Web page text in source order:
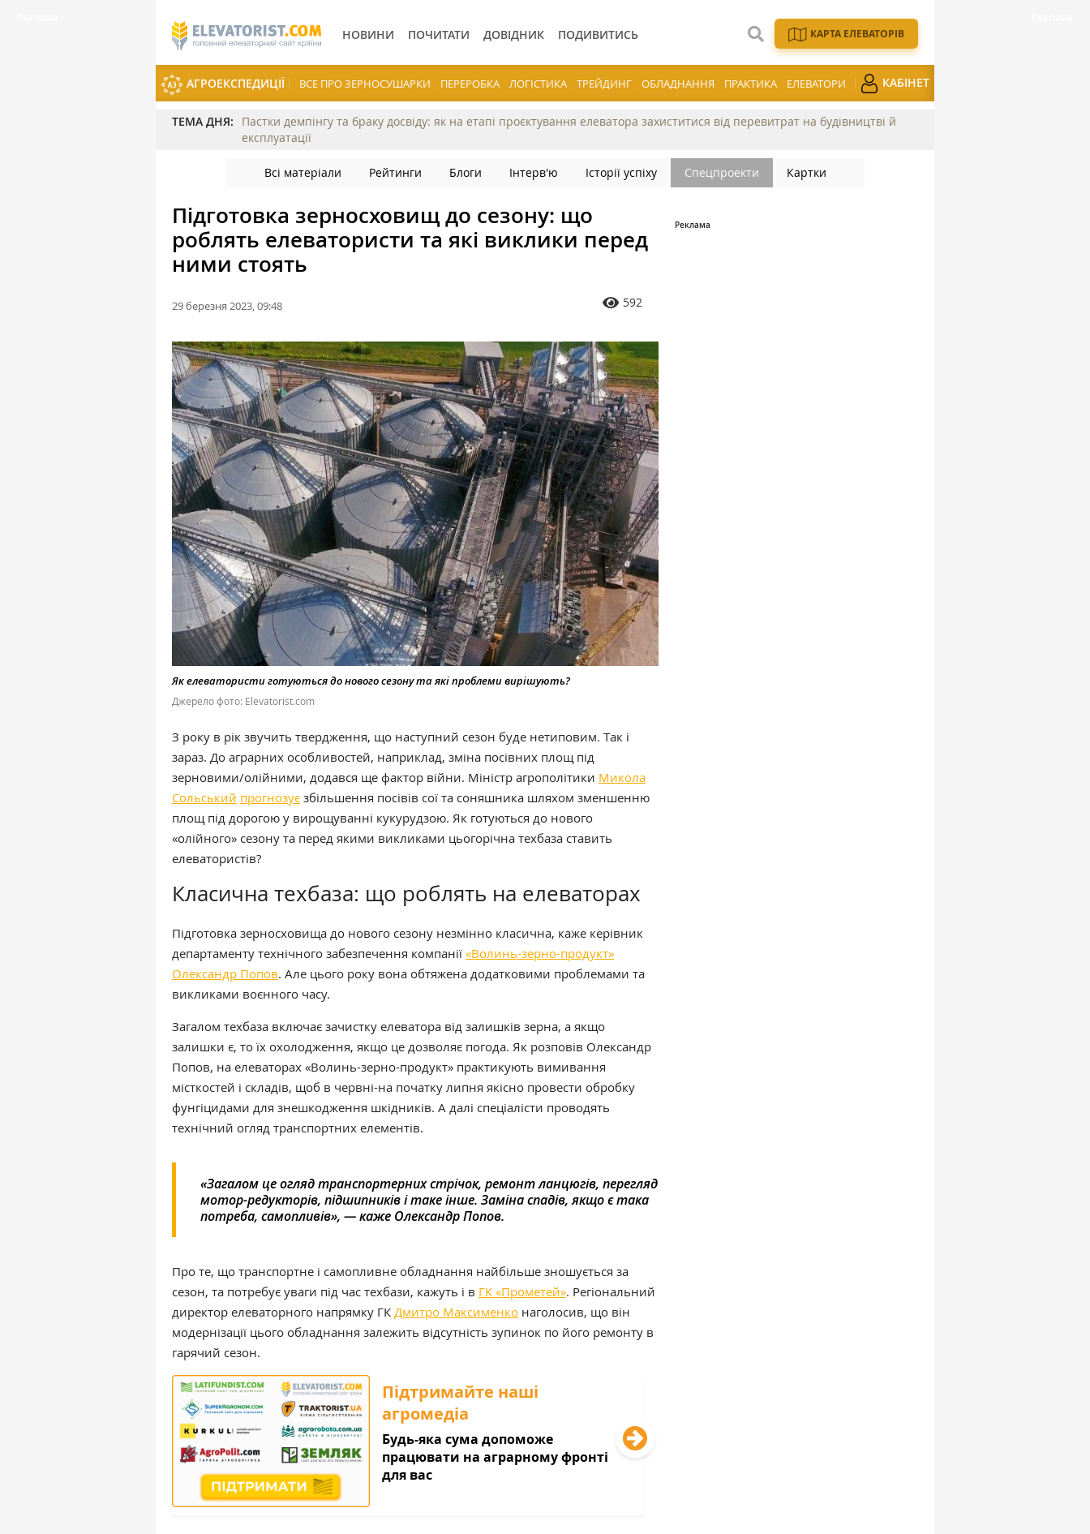
НОВИНИ ПОЧИТАТИ ДОВІДНИК ПОДИВИТИСЬ КАРТА ЕЛЕВАТОРІВ
АГРОЕКСПЕДИЦІЇ ВСЕ ПРО ЗЕРНОСУШАРКИ ПЕРЕРОБКА ЛОГІСТИКА ТРЕЙДИНГ ОБЛАДНАННЯ ПРАКТИКА ЕЛЕВАТОРИ КАБІНЕТ
ТЕМА ДНЯ:
Пастки демпінгу та браку досвіду: як на етапі проєктування елеватора захиститися від перевитрат на будівництві й
експлуатації
Всі матеріали Рейтинги Блоги Інтерв'ю Історії успіху Спецпроекти Картки
Підготовка зерносховищ до сезону: що
роблять елеватористи та які виклики перед
ними стоять
29 березня 2023, 09:48 592
Як елеватористи готуються до нового сезону та які проблеми вирішують?
Джерело фото: Elevatorist.com
З року в рік звучить твердження, що наступний сезон буде нетиповим. Так і
зараз. До аграрних особливостей, наприклад, зміна посівних площ під
зерновими/олійними, додався ще фактор війни. Міністр агрополітики Микола
Сольський прогнозує збільшення посівів сої та соняшника шляхом зменшенню
площ під дорогою у вирощуванні кукурудзою. Як готуються до нового
«олійного» сезону та перед якими викликами цьогорічна техбаза ставить
елеватористів?
Класична техбаза: що роблять на елеваторах
Підготовка зерносховища до нового сезону незмінно класична, каже керівник
департаменту технічного забезпечення компанії «Волинь-зерно-продукт»
Олександр Попов. Але цього року вона обтяжена додатковими проблемами та
викликами воєнного часу.
Загалом техбаза включає зачистку елеватора від залишків зерна, а якщо
залишки є, то їх охолодження, якщо це дозволяє погода. Як розповів Олександр
Попов, на елеваторах «Волинь-зерно-продукт» практикують вимивання
місткостей і складів, щоб в червні-на початку липня якісно провести обробку
фунгіцидами для знешкодження шкідників. А далі спеціалісти проводять
технічний огляд транспортних елементів.
«Загалом це огляд транспортерних стрічок, ремонт ланцюгів, перегляд
мотор-редукторів, підшипників і таке інше. Заміна спадів, якщо є така
потреба, самопливів», — каже Олександр Попов.
Про те, що транспортне і самопливне обладнання найбільше зношується за
сезон, та потребує уваги під час техбази, кажуть і в ГК «Прометей». Регіональний
директор елеваторного напрямку ГК Дмитро Максименко наголосив, що він
модернізації цього обладнання залежить відсутність зупинок по його ремонту в
гарячий сезон.
Підтримайте наші
агромедіа
Будь-яка сума допоможе
працювати на аграрному фронті
для вас